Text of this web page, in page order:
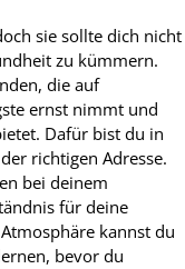
sie sollte dich nicht
zu kümmern.
die auf
ernst nimmt und
Dafür bist du in
richtigen Adresse.
bei deinem
für deine
kannst du
bevor du